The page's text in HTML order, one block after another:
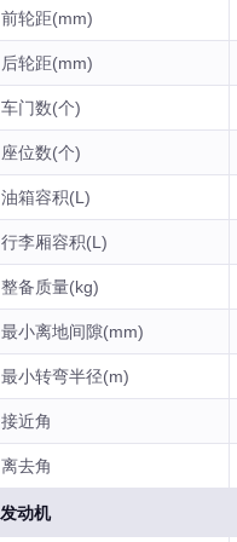
前轮距(mm)
后轮距(mm)
车门数(个)
座位数(个)
油箱容积(L)
行李厢容积(L)
整备质量(kg)
最小离地间隙(mm)
最小转弯半径(m)
接近角
离去角
发动机